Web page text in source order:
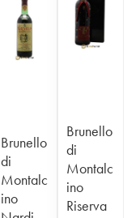
Brunello
di
Montalc
ino
Brunello
di
Montalc
ino
Riserva